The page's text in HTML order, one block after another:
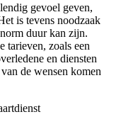
gevoel geven,
is tevens noodzaak
duur kan zijn.
tarieven, zoals een
en diensten
de wensen komen